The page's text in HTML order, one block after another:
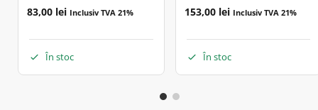
83,00 lei Inclusiv TVA 21%
În stoc
153,00 lei Inclusiv TVA 21%
În stoc